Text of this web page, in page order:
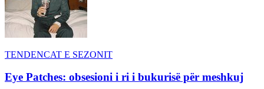
TENDENCAT E SEZONIT
Eye Patches: obsesioni i ri i bukurisë për meshkuj